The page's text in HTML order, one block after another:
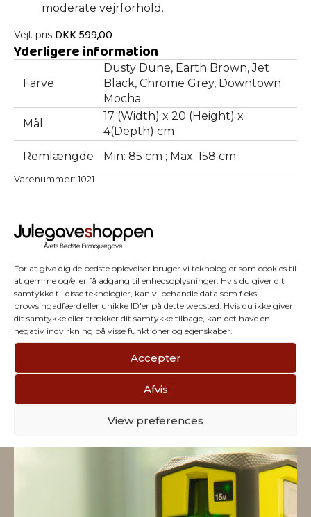
For at give dig de bedste oplevelser bruger vi teknologier som cookies til
at gemme og/eller få adgang til enhedsoplysninger. Hvis du giver dit
samtykke til disse teknologier, kan vi behandle data som f.eks.
browsingadfærd eller unikke ID'er på dette websted. Hvis du ikke giver
dit samtykke eller trækker dit samtykke tilbage, kan det have en
negativ indvirkning på visse funktioner og egenskaber.
Accepter
Afvis
View preferences
moderate vejrforhold.
Vejl. pris DKK 599,00
Yderligere information
Farve
Dusty Dune, Earth Brown, Jet
Black, Chrome Grey, Downtown
Mocha
Mål
17 (Width) x 20 (Height) x
4(Depth) cm
Remlængde
Min: 85 cm ; Max: 158 cm
Varenummer: 1021
Vi har julegaver til hele
firmaet